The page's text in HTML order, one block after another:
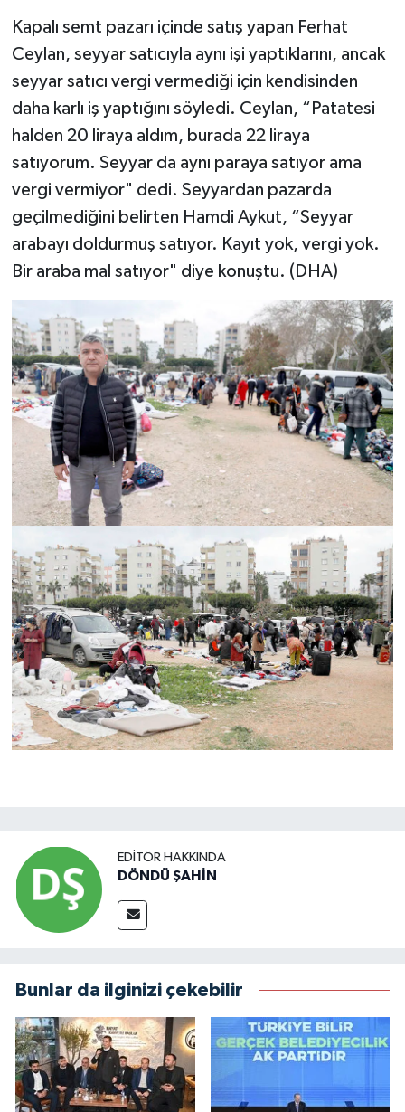
Kapalı semt pazarı içinde satış yapan Ferhat
Ceylan, seyyar satıcıyla aynı işi yaptıklarını, ancak
seyyar satıcı vergi vermediği için kendisinden
daha karlı iş yaptığını söyledi. Ceylan, “Patatesi
halden 20 liraya aldım, burada 22 liraya
satıyorum. Seyyar da aynı paraya satıyor ama
vergi vermiyor" dedi. Seyyardan pazarda
geçilmediğini belirten Hamdi Aykut, “Seyyar
arabayı doldurmuş satıyor. Kayıt yok, vergi yok.
Bir araba mal satıyor" diye konuştu. (DHA)
EDITÖR HAKKINDA
DÖNDÜ ŞAHİN
Bunlar da ilginizi çekebilir